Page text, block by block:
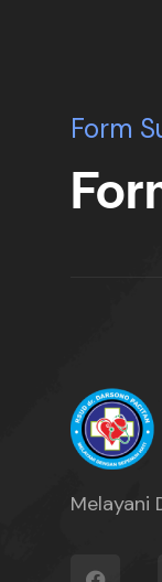
Form
Melayani